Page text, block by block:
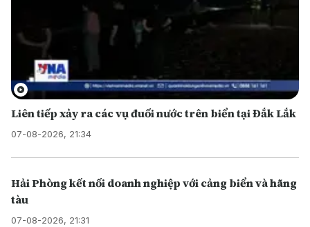
Liên tiếp xảy ra các vụ đuối nước trên biển tại Đắk Lắk
07-08-2026, 21:34
Hải Phòng kết nối doanh nghiệp với cảng biển và hãng
tàu
07-08-2026, 21:31